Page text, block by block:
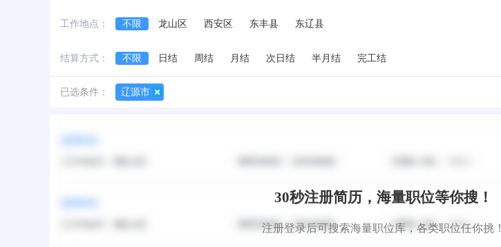
工作地点： 不限 龙山区 西安区 东丰县 东辽县
结算方式： 不限 日结 周结 月结 次日结 半月结 完工结
已选条件： 辽源市
30秒注册简历，海量职位等你搜！
注册登录后可搜索海量职位库，各类职位任你挑！